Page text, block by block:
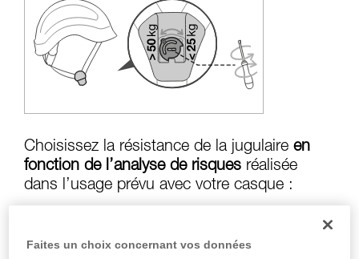
pouvoir comprendre ce complément
d’informations.
Maîtriser ces techniques nécessite une
formation et un entraînement spécifique. Validez
avec un professionnel votre capacité à refaire
liées à votre activité. Il peut en exister d’autres
que nous ne décrivons pas ici.
Choisissez la résistance de la jugulaire en
fonction de l’analyse de risques réalisée
dans l’usage prévu avec votre casque :
Risque de perte en cas de chute :jugulaire
Faites un choix concernant vos données